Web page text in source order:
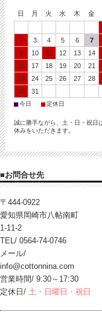
日 月 火 水 木 金
2
3 4 5 6 7
9
10 11 12 13 14
16
17 18 19 20 21
23
24 25 26 27 28
30
31
■今日 ■定休日
誠に勝手ながら、土・日・祝日
休みをいただきます。
■お問合せ先
〒444-0922
愛知県岡崎市八帖南町
1-11-2
TEL/ 0564-74-0746
メール/
info@cottonnina.com
営業時間/ 9:30～17:30
定休日/ 土・日曜日・祝日